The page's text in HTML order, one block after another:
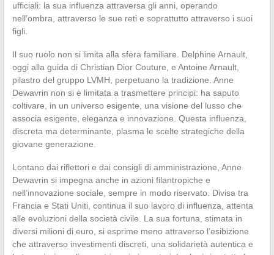
ufficiali: la sua influenza attraversa gli anni, operando
nell’ombra, attraverso le sue reti e soprattutto attraverso i suoi
figli.
Il suo ruolo non si limita alla sfera familiare. Delphine Arnault,
oggi alla guida di Christian Dior Couture, e Antoine Arnault,
pilastro del gruppo LVMH, perpetuano la tradizione. Anne
Dewavrin non si è limitata a trasmettere principi: ha saputo
coltivare, in un universo esigente, una visione del lusso che
associa esigente, eleganza e innovazione. Questa influenza,
discreta ma determinante, plasma le scelte strategiche della
giovane generazione.
Lontano dai riflettori e dai consigli di amministrazione, Anne
Dewavrin si impegna anche in azioni filantropiche e
nell’innovazione sociale, sempre in modo riservato. Divisa tra
Francia e Stati Uniti, continua il suo lavoro di influenza, attenta
alle evoluzioni della società civile. La sua fortuna, stimata in
diversi milioni di euro, si esprime meno attraverso l’esibizione
che attraverso investimenti discreti, una solidarietà autentica e